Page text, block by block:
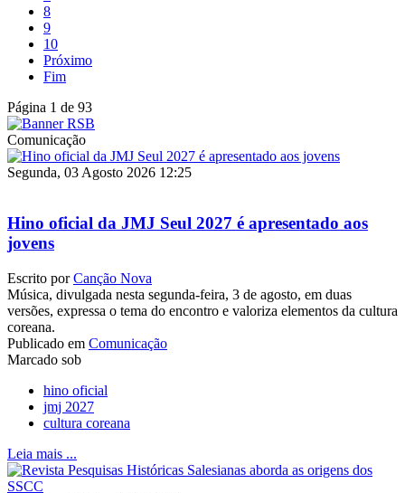
8
9
10
Próximo
Fim
Página 1 de 93
Comunicação
Segunda, 03 Agosto 2026 12:25
Hino oficial da JMJ Seul 2027 é apresentado aos
jovens
Escrito porCanção Nova
Música, divulgada nesta segunda-feira, 3 de agosto, em duas
versões, expressa o tema do encontro e valoriza elementos da cultura
coreana.
Publicado em Comunicação
Marcado sob
hino oficial
jmj 2027
cultura coreana
Leia mais ...